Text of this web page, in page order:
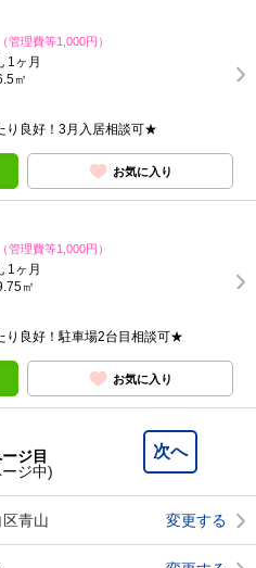
（管理費等1,000円）
1ヶ月
㎡
り良好！3月入居相談可★
お気に入り
（管理費等1,000円）
1ヶ月
㎡
り良好！駐車場2台目相談可★
お気に入り
次へ
ジ目
ジ中)
青山 変更する